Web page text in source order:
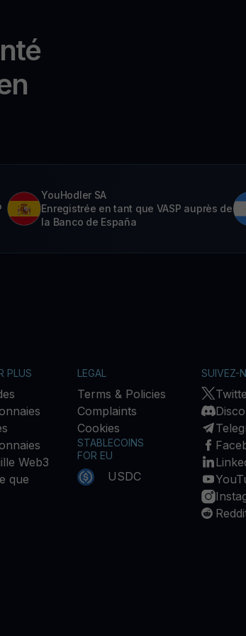
YouHodler SA
Enregistrée en tant que VASP auprès de
la Banco de España
PLUS
Web3
que
LEGAL
Terms & Policies
Complaints
Cookies
STABLECOINS
FOR EU
USDC
SUIVEZ-